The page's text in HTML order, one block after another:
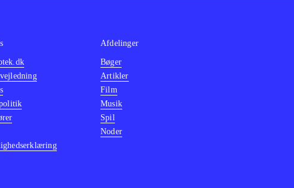
Afdelinger
Bøger
Artikler
Film
Musik
Spil
Noder